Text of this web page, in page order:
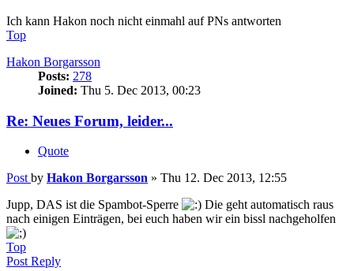
Ich kann Hakon noch nicht einmahl auf PNs antworten
Top
Hakon Borgarsson
Posts: 278
Joined: Thu 5. Dec 2013, 00:23
Re: Neues Forum, leider...
Quote
Post by Hakon Borgarsson » Thu 12. Dec 2013, 12:55
Jupp, DAS ist die Spambot-Sperre
Die geht automatisch raus
nach einigen Einträgen, bei euch haben wir ein bissl nachgeholfen
Top
Post Reply